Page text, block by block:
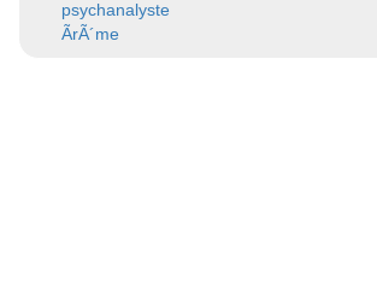
psychanalyste
ÃrÃ´me